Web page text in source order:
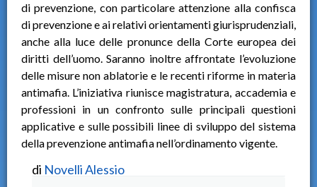
di prevenzione, con particolare attenzione alla confisca
di prevenzione e ai relativi orientamenti giurisprudenziali,
anche alla luce delle pronunce della Corte europea dei
diritti dell’uomo. Saranno inoltre affrontate l’evoluzione
delle misure non ablatorie e le recenti riforme in materia
antimafia. L’iniziativa riunisce magistratura, accademia e
professioni in un confronto sulle principali questioni
applicative e sulle possibili linee di sviluppo del sistema
della prevenzione antimafia nell’ordinamento vigente.
di Novelli Alessio